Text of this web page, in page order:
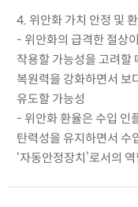
4. 위안화 가치 안정 및
- 위안화의 급격한 절상
작용할 가능성을 고려할
복원력을 강화하면서 보
유도할 가능성
- 위안화 환율은 수입 인
탄력성을 유지하면서 수
‘자동안정장치’로서의